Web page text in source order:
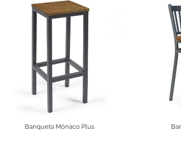
Banqueta Mónaco Plus